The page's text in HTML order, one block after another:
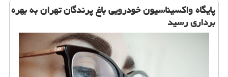
پایگاه واكسیناسیون خودرویی باغ پرندگان تهران به بهره
برداری رسید